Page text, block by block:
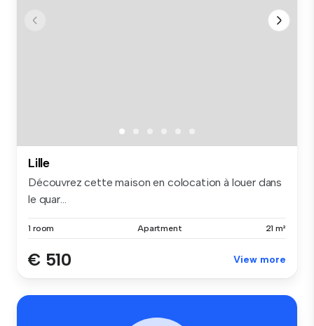
Lille
Découvrez cette maison en colocation à louer dans
le quar...
1 room Apartment 21 m²
€ 510 View more